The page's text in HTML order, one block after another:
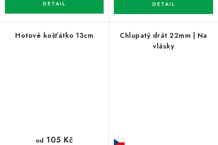
Hotové košťátko 13cm
od 105 Kč
Chlupatý drát 22mm | Na
vlásky